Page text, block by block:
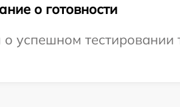
о готовности
тестировании